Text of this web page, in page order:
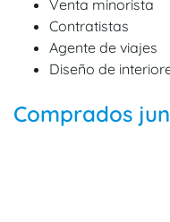
Venta minorista
Contratistas
Agente de viajes
Diseño de
Comprados